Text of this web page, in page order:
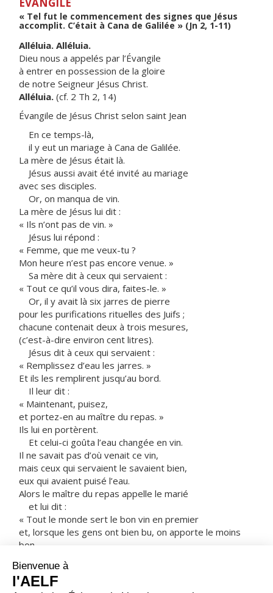
« Tel fut le commencement des signes que Jésus
accomplit. C’était à Cana de Galilée » (Jn 2, 1-11)
Alléluia. Alléluia.
Dieu nous a appelés par l’Évangile
à entrer en possession de la gloire
de notre Seigneur Jésus Christ.
Alléluia. (cf. 2 Th 2, 14)
Évangile de Jésus Christ selon saint Jean
En ce temps-là,
il y eut un mariage à Cana de Galilée.
La mère de Jésus était là.
Jésus aussi avait été invité au mariage
avec ses disciples.
Or, on manqua de vin.
La mère de Jésus lui dit :
« Ils n’ont pas de vin. »
Jésus lui répond :
« Femme, que me veux-tu ?
Mon heure n’est pas encore venue. »
Sa mère dit à ceux qui servaient :
« Tout ce qu’il vous dira, faites-le. »
Or, il y avait là six jarres de pierre
pour les purifications rituelles des Juifs ;
chacune contenait deux à trois mesures,
(c’est-à-dire environ cent litres).
Jésus dit à ceux qui servaient :
« Remplissez d’eau les jarres. »
Et ils les remplirent jusqu’au bord.
Il leur dit :
« Maintenant, puisez,
et portez-en au maître du repas. »
Ils lui en portèrent.
Et celui-ci goûta l’eau changée en vin.
Il ne savait pas d’où venait ce vin,
mais ceux qui servaient le savaient bien,
eux qui avaient puisé l’eau.
Alors le maître du repas appelle le marié
et lui dit :
« Tout le monde sert le bon vin en premier
et, lorsque les gens ont bien bu, on apporte le moins
bon.
Tel fut le commencement des signes que Jésus
accomplit.